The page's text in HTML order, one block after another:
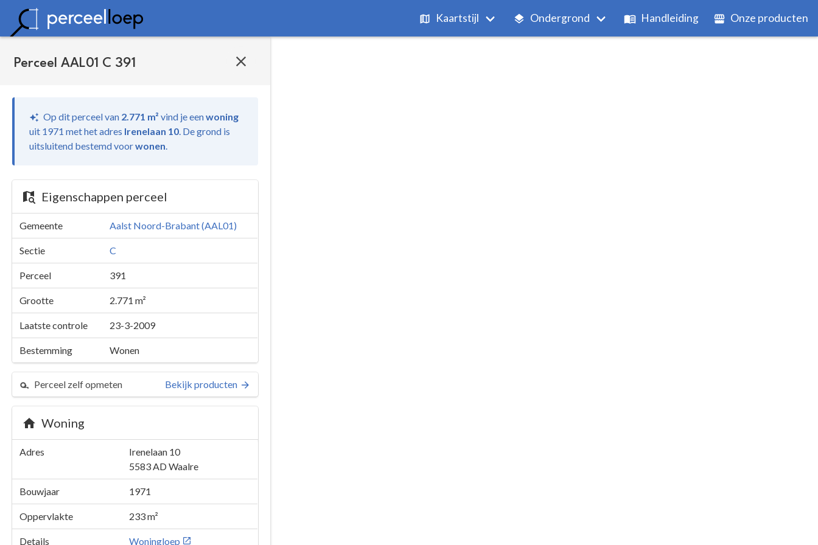
Kaartstijl Ondergrond Handleiding Onze producten
Perceel AAL01 C 391
Op dit perceel van 2.771 m² vind jeeenwoning
uit 1971 met het adres Irenelaan 10. De grond is
uitsluitend bestemd voorwonen.
Eigenschappen perceel
Gemeente Aalst Noord-Brabant (AAL01)
Sectie C
Perceel 391
Grootte 2.771 m²
Laatste controle 23-3-2009
Bestemming Wonen
Perceel zelf opmeten Bekijk producten
Woning
Adres
Irenelaan 10
5583 ADWaalre
Bouwjaar 1971
Oppervlakte 233 m²
Details Woningloep